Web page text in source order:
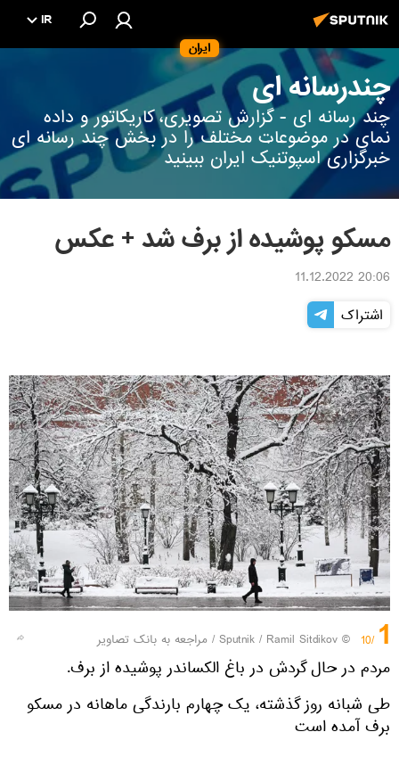
ایران
IR
چندرسانه ای
چند رسانه ای - گزارش تصویری، کاریکاتور و داده
نمای در موضوعات مختلف را در بخش چند رسانه ای
خبرگزاری اسپوتنیک ایران ببینید
مسکو پوشیده از برف شد + عکس
20:06 11.12.2022
اشتراک
1
/10
© Sputnik / Ramil Sitdikov
/ مراجعه به بانک تصاویر
مردم در حال گردش در باغ الکساندر پوشیده از برف.
طی شبانه روز گذشته، یک چهارم بارندگی ماهانه در مسکو
برف آمده است